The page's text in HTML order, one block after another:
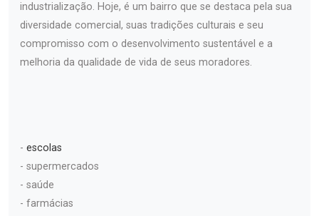
industrialização. Hoje, é um bairro que se destaca pela sua
diversidade comercial, suas tradições culturais e seu
compromisso com o desenvolvimento sustentável e a
melhoria da qualidade de vida de seus moradores.
- escolas
- supermercados
- saúde
- farmácias